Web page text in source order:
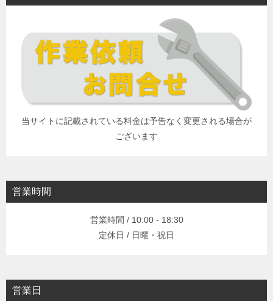
当サイトに記載されている料金は予告なく変更される場合が
ございます
営業時間
営業時間 / 10:00 - 18:30
定休日 / 日曜・祝日
営業日